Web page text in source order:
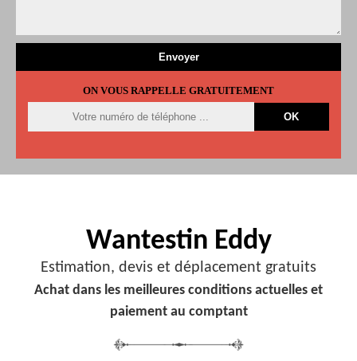
ON VOUS RAPPELLE GRATUITEMENT
Wantestin Eddy
Estimation, devis et déplacement gratuits
Achat dans les meilleures conditions actuelles et
paiement au comptant